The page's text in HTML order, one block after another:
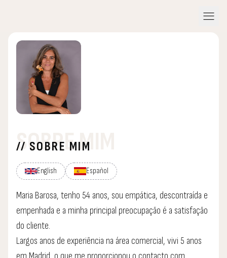
menu
// SOBRE MIM
SOBRE MIM
English Español
Maria Barosa, tenho 54 anos, sou empática, descontraída e
empenhada e a minha principal preocupação é a satisfação
do cliente.
Largos anos de experiência na área comercial, vivi 5 anos